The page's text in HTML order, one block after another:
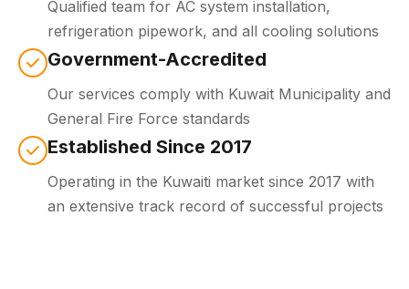
Qualified team for AC system installation,
refrigeration pipework, and all cooling solutions
Government-Accredited
Our services comply with Kuwait Municipality and
General Fire Force standards
Established Since 2017
Operating in the Kuwaiti market since 2017 with
an extensive track record of successful projects